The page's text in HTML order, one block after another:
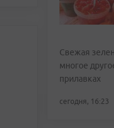
Свежая
многое
прилавках
сегодня, 16:23